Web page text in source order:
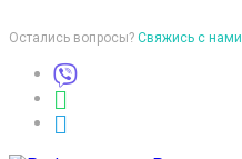
Остались вопросы? Свяжись с нами